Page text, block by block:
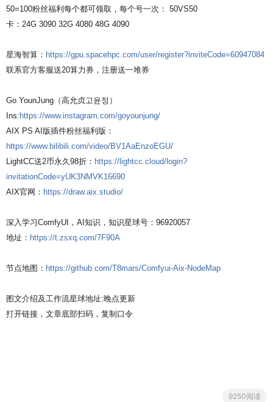
50=100粉丝福利每个都可领取，每个号一次： 50VS50
卡：24G 3090 32G 4080 48G 4090
星海智算： https://gpu.spacehpc.com/user/register?inviteCode=60947084
联系官方客服送20算力券，注册送一堆券
Go YounJung（高允贞고윤정）
Ins: https://www.instagram.com/goyounjung/
AIX PS AI版插件粉丝福利版：
https://www.bilibili.com/video/BV1AaEnzoEGU/
LightCC送2币永久98折： https://lightcc.cloud/login?
invitationCode=yUK3NMVK16690
AIX官网： https://draw.aix.studio/
深入学习ComfyUI，AI知识，知识星球号：96920057
地址： https://t.zsxq.com/7F90A
节点地图： https://github.com/T8mars/Comfyui-Aix-NodeMap
图文介绍及工作流星球地址:晚点更新
打开链接，文章底部扫码，复制口令
9250阅读